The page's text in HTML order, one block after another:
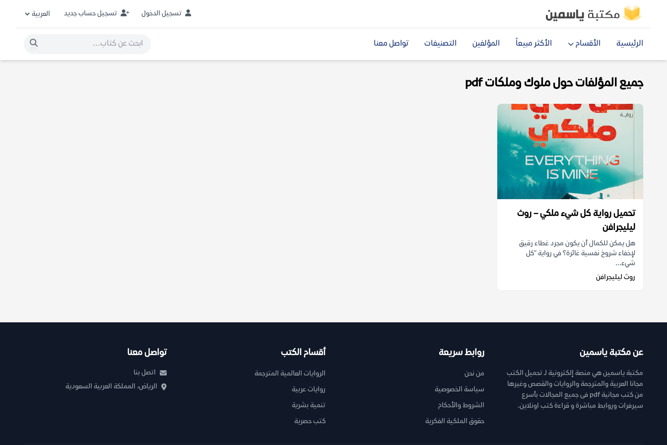
تسجيل الدخول تسجيل حساب جديد
الرئيسية الأقسام الأكثر مبيعاً المؤلفين التصنيفات تواصل معنا
جميع المؤلفات حول ملوك وملكات pdf
تحميل رواية كل شيء ملكي – روث
ليليجرافن
هل يمكن للكمال أن يكون مجرد غطاء رقيق
لإخفاء شروخ نفسية غائرة؟ في رواية "كل
شيء...
روث ليليجرافن
عن مكتبة ياسمين
مكتبة ياسمين هي منصة إلكترونية لـ تحميل الكتب
مجانا العربية والمترجمة والروايات والقصص وغيرها
من كتب مجانية pdf فى جميع المجالات بأسرع
سيرفرات وروابط مباشرة و قراءة كتب اونلاين.
روابط سريعة
من نحن
سياسة الخصوصية
الشروط والأحكام
حقوق الملكية الفكرية
أقسام الكتب
الروايات العالمية المترجمة
روايات عربية
تنمية بشرية
كتب حصرية
تواصل معنا
اتصل بنا
الرياض، المملكة العربية السعودية